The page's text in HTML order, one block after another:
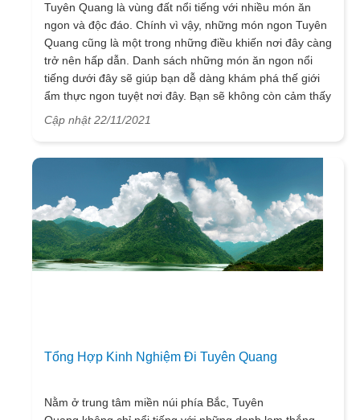
Tuyên Quang là vùng đất nổi tiếng với nhiều món ăn
ngon và độc đáo. Chính vì vậy, những món ngon Tuyên
Quang cũng là một trong những điều khiến nơi đây càng
trở nên hấp dẫn. Danh sách những món ăn ngon nổi
tiếng dưới đây sẽ giúp bạn dễ dàng khám phá thế giới
ẩm thực ngon tuyệt nơi đây. Bạn sẽ không còn cảm thấy
băn khoăn ăn gì khi du lịch Tuyên Quang nữa? Thay
Nhắc đến món ngon Tuyên Quang người ta không thể
không nhắc đến món bánh nếp nhân trứng kiến, rượu
ngô hay gỏi cá, thịt đen… Đây đều là những món ăn
dân dã, ngon miệng mà bạn nhất định phải thưởng
thức. .
Cập nhật 22/11/2021
Tổng Hợp Kinh Nghiệm Đi Tuyên Quang
Nằm ở trung tâm miền núi phía Bắc, Tuyên